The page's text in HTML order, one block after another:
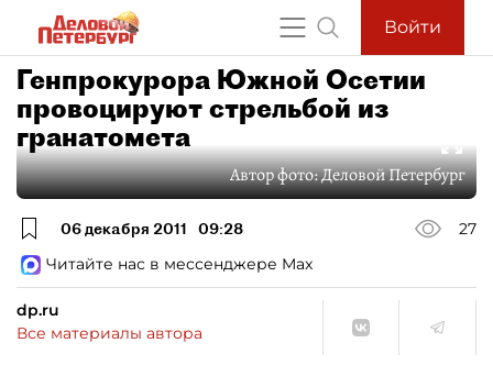
Войти
Генпрокурора Южной Осетии
провоцируют стрельбой из
гранатомета
Автор фото:Деловой Петербург
06 декабря 2011 09:28
27
Читайте нас в мессенджере Max
dp.ru
Все материалы автора